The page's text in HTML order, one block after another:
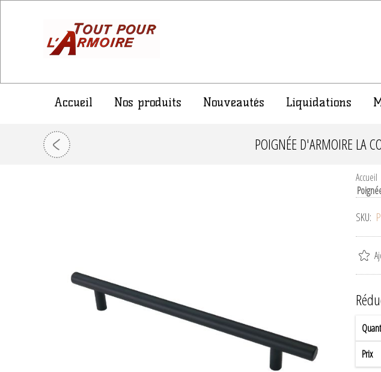
Accueil Nos produits Nouveautés Liquidations
POIGNÉE D'ARMOIRE LA
Accueil
SKU:
Prix